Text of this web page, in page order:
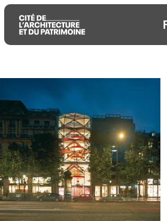
au
contenu
principal
au
menu
principal
à
recherche